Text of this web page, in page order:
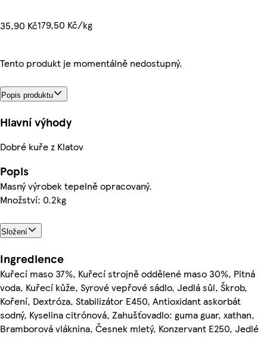
35,90 Kč179,50 Kč/kg
Tento produkt je momentálně nedostupný.
Popis produktu
Hlavní výhody
Dobré kuře z Klatov
Popis
Masný výrobek tepelně opracovaný.
Množství: 0.2kg
Složení
Ingredience
Kuřecí maso 37%, Kuřecí strojně oddělené maso 30%, Pitná
voda, Kuřecí kůže, Syrové vepřové sádlo, Jedlá sůl, Škrob,
Koření, Dextróza, Stabilizátor E450, Antioxidant askorbát
sodný, Kyselina citrónová, Zahušťovadlo: guma guar, xathan,
Bramborová vláknina, Česnek mletý, Konzervant E250, Jedlé